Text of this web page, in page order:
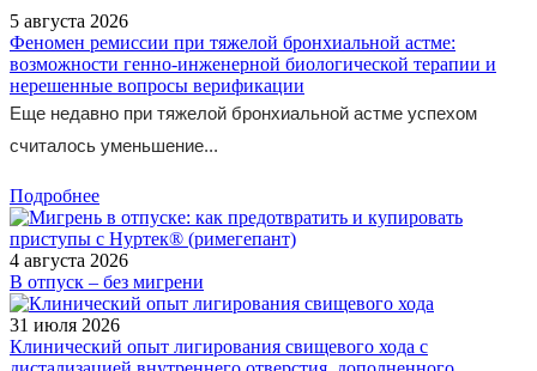
5 августа 2026
Феномен ремиссии при тяжелой бронхиальной астме:
возможности генно-инженерной биологической терапии и
нерешенные вопросы верификации
Еще недавно при тяжелой бронхиальной астме успехом
считалось уменьшение...
Подробнее
4 августа 2026
В отпуск – без мигрени
31 июля 2026
Клинический опыт лигирования свищевого хода с